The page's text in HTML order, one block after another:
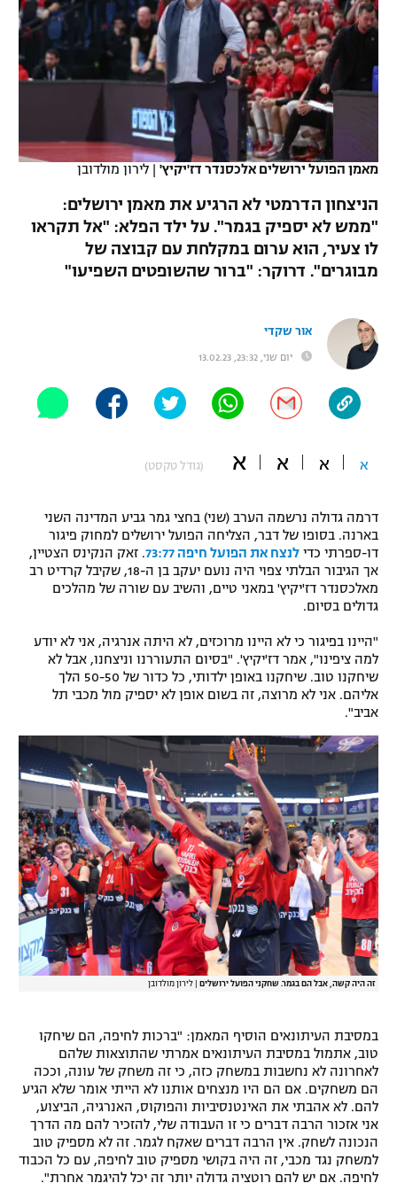
רץ ברשת
תוצאות
לוח שידורים
"מעל הליגה" – פודקאסט
"מחצית בשכונה" – פודקאסט
תקנון משתתפים וזוכים בפרסים
תקנון עבור פעילות אלקטרה
טניס
גיימינג E-Sports
תנאי שימוש
מדיניות פרטיות
תקנון פעילות ספורט 1
רשיון להקרנה פומבית לבית עסק
הצטרפות לחבילת הערוצים
לוח דרושים – ג'ובנט
תגיות
המגזין
נבחרת ישראל
מכבי חיפה
בית"ר ירושלים
מכבי תל אביב
הפועל חיפה
הפועל באר שבע
מכבי נתניה
בני יהודה
ליגה ספרדית
ליגה איטלקית
ליגה צרפתית
ליגה הולנדית
ליגה טורקית
ליגה סינית
ליגות נוספות
כדורסל נשים
מכבי תל אביב
הפועל חולון
הפועל ירושלים
יורוליג
יורוקאפ
כדוריד
שחייה
ג'ודו
אגרוף
UFC
היאבקות WWE
כדורמים
פוטבול אמריקאי NFL
בייסבול MLB
ספורט אתגרי ואקסטרים
אומנויות לחימה
מאמן הפועל ירושלים אלכסנדר דז'יקיץ' | לירון מולדובן
הניצחון הדרמטי לא הרגיע את מאמן ירושלים:
"ממש לא יספיק בגמר". על ילד הפלא: "אל תקראו
לו צעיר, הוא ערום במקלחת עם קבוצה של
מבוגרים". דרוקר: "ברור שהשופטים השפיעו"
אור שקדי
יום שני, 23:32, 13.02.23
א א א א (גודל טקסט)
דרמה גדולה נרשמה הערב (שני) בחצי גמר גביע המדינה השני
בארנה. בסופו של דבר, הצליחה הפועל ירושלים למחוק פיגור
דו-ספרתי כדי לנצח את הפועל חיפה 73:77
. זאק הנקינס הצטיין,
אך הגיבור הבלתי צפוי היה נועם יעקב בן ה-18, שקיבל קרדיט רב
מאלכסנדר דז'יקיץ' במאני טיים, והשיב עם שורה של מהלכים
גדולים בסיום.
"היינו בפיגור כי לא היינו מרוכזים, לא היתה אנרגיה, אני לא יודע
למה ציפינו", אמר דז'יקיץ'. "בסיום התעוררנו וניצחנו, אבל לא
שיחקנו טוב. שיחקנו באופן ילדותי, כל כדור של 50-50 הלך
אליהם. אני לא מרוצה, זה בשום אופן לא יספיק מול מכבי תל
אביב".
זה היה קשה, אבל הם בגמר. שחקני הפועל ירושלים לירון מולדובן
במסיבת העיתונאים הוסיף המאמן: "ברכות לחיפה, הם שיחקו
טוב, אתמול במסיבת העיתונאים אמרתי שהתוצאות שלהם
לאחרונה לא נחשבות במשחק כזה, כי זה משחק של עונה, וככה
הם משחקים. אם הם היו מנצחים אותנו לא הייתי אומר שלא הגיע
להם. לא אהבתי את האינטנסיביות והפוקוס, האנרגיה, הביצוע,
אני אזכור הרבה דברים כי זו העבודה שלי, להזכיר להם מה הדרך
הנכונה לשחק. אין הרבה דברים שאקח לגמר. זה לא מספיק טוב
למשחק נגד מכבי, זה היה בקושי מספיק טוב לחיפה, עם כל הכבוד
לחיפה. אם יש להם רוטציה גדולה יותר זה יכל להיגמר אחרת".